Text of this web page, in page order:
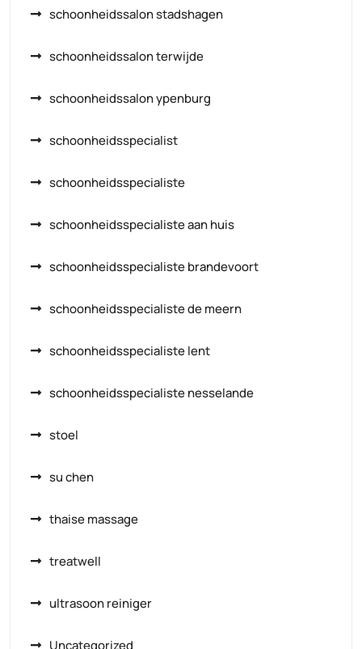
schoonheidssalon stadshagen
schoonheidssalon terwijde
schoonheidssalon ypenburg
schoonheidsspecialist
schoonheidsspecialiste
schoonheidsspecialiste aan huis
schoonheidsspecialiste brandevoort
schoonheidsspecialiste de meern
schoonheidsspecialiste lent
schoonheidsspecialiste nesselande
stoel
su chen
thaise massage
treatwell
ultrasoon reiniger
Uncategorized